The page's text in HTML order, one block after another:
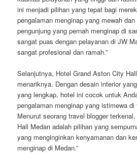
ini menjadi pilihan yang tepat bagi
pengalaman menginap yang mewah
pengunjung yang pernah menginap di
sangat puas dengan pelayanan di JW
sangat profesional dan ramah.”
Selanjutnya, Hotel Grand Aston City
menariknya. Dengan desain interior
yang lengkap, hotel ini cocok untuk
pengalaman menginap yang istimewa
Menurut seorang travel blogger
Hall Medan adalah pilihan yang
yang menginginkan kenyamanan dan
menginap di Medan.”